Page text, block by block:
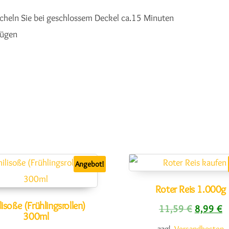
Sie bei geschlossem Deckel ca.15 Minuten
Angebot!
(Frühlingsrollen)
300ml
Roter Reis 1.000g
11,59€ 8,99 €